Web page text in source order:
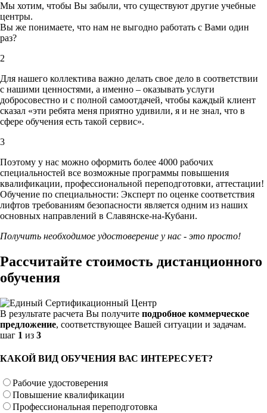
Мы хотим, чтобы Вы забыли, что существуют другие учебные
центры.
Вы же понимаете, что нам не выгодно работать с Вами один
раз?
2
Для нашего коллектива важно делать свое дело в соответствии
с нашими ценностями, а именно – оказывать услуги
добросовестно и с полной самоотдачей, чтобы каждый клиент
сказал «эти ребята меня приятно удивили, я и не знал, что в
сфере обучения есть такой сервис».
3
Поэтому у нас можно оформить более 4000 рабочих
специальностей все возможные программы повышения
квалификации, профессиональной переподготовки, аттестации!
Обучение по специальности: Эксперт по оценке соответствия
лифтов требованиям безопасности является одним из наших
основных направлений в Славянске-на-Кубани.
Получить необходимое удостоверение у нас - это просто!
Рассчитайте стоимость дистанционного
обучения
В результате расчета Вы получите подробное коммерческое
предложение, соответствующее Вашей ситуации и задачам.
шаг 1 из 3
КАКОЙ ВИД ОБУЧЕНИЯ ВАС ИНТЕРЕСУЕТ?
Рабочие удостоверения
Повышение квалификации
Профессиональная переподготовка